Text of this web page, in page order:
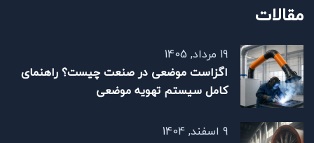
مقالات
19 مرداد, 1405
اگزاست موضعی در صنعت چیست؟ راهنمای
کامل سیستم تهویه موضعی
9 اسفند, 1404